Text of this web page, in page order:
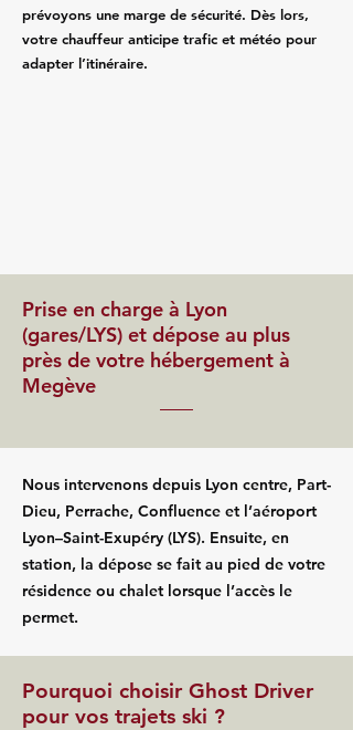
prévoyons une marge de sécurité. Dès lors,
votre chauffeur anticipe trafic et météo pour
adapter l’itinéraire.
Prise en charge à Lyon
(gares/LYS) et dépose au plus
près de votre hébergement à
Megève
Nous intervenons depuis Lyon centre, Part-
Dieu, Perrache, Confluence et l’aéroport
Lyon–Saint-Exupéry (LYS). Ensuite, en
station, la dépose se fait au pied de votre
résidence ou chalet lorsque l’accès le
permet.
Pourquoi choisir Ghost Driver
pour vos trajets ski ?